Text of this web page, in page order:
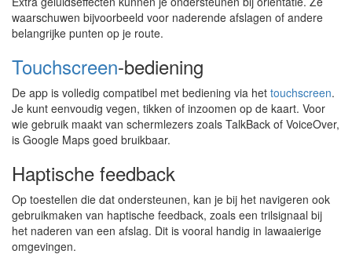
waarschuwen bijvoorbeeld voor naderende afslagen of andere
belangrijke punten op je route.
Touchscreen-bediening
De app is volledig compatibel met bediening via het touchscreen.
Je kunt eenvoudig vegen, tikken of inzoomen op de kaart. Voor
wie gebruik maakt van schermlezers zoals TalkBack of VoiceOver,
is Google Maps goed bruikbaar.
Haptische feedback
Op toestellen die dat ondersteunen, kan je bij het navigeren ook
gebruikmaken van haptische feedback, zoals een trilsignaal bij
het naderen van een afslag. Dit is vooral handig in lawaaierige
omgevingen.